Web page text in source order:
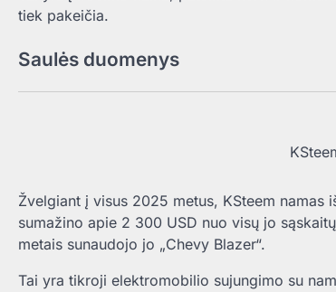
tiek pakeičia.
Saulės duomenys
Žvelgiant į visus 2025 metus, KSteem
sumažino apie 2 300 USD nuo visų jo
metais sunaudojo jo „Chevy Blazer“.
Tai yra tikroji elektromobilio sujungimo su